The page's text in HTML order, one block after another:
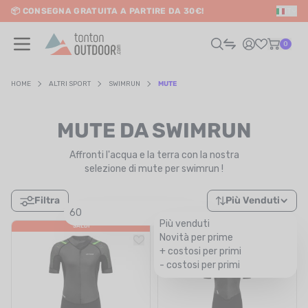
content
📦 CONSEGNA GRATUITA A PARTIRE DA 30€!
0
/ CORSA
/ VIAGGIO
/ NUOTO
SPORT
HOME ALTRI SPORT SWIMRUN MUTE
MUTE DA SWIMRUN
Affronti l'acqua e la terra con la nostra
selezione di mute per swimrun !
Filtra
60
Più Venduti
Più venduti
Novità per prime
+ costosi per primi
- costosi per primi
SALDI